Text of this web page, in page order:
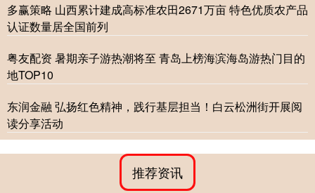
多赢策略 山西累计建成高标准农田2671万亩 特色优质农产品
认证数量居全国前列
粤友配资 暑期亲子游热潮将至 青岛上榜海滨海岛游热门目的
地TOP10
东润金融 弘扬红色精神，践行基层担当！白云松洲街开展阅
读分享活动
推荐资讯